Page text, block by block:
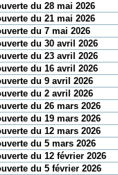
du 28 mai 2026
du 21 mai 2026
du 7 mai 2026
du 30 avril 2026
du 23 avril 2026
du 16 avril 2026
du 9 avril 2026
du 2 avril 2026
du 26 mars 2026
du 19 mars 2026
du 12 mars 2026
du 5 mars 2026
du 12 février 2026
du 5 février 2026